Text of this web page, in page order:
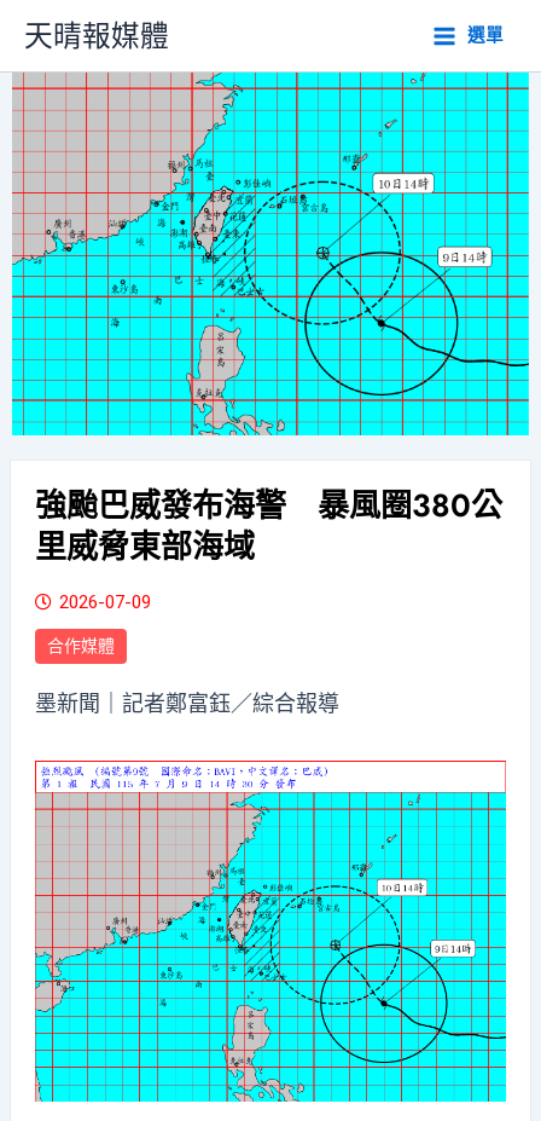
主
內
容
天晴報媒體 選單
強颱巴威發布海警 暴風圈380公
里威脅東部海域
2026-07-09
合作媒體
墨新聞 ｜記者鄭富鈺／綜合報導